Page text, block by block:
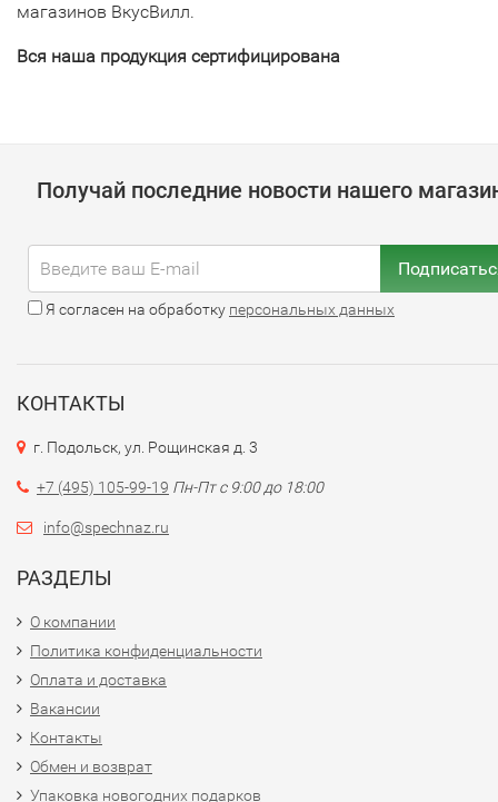
магазинов ВкусВилл.
Вся наша продукция сертифицирована
Получай последние новости нашего
Я согласен на обработку персональных данных
КОНТАКТЫ
г. Подольск, ул. Рощинская д. 3
+7 (495) 105-99-19 Пн-Пт с 9:00 до 18:00
info@spechnaz.ru
РАЗДЕЛЫ
О компании
Политика конфиденциальности
Оплата и доставка
Вакансии
Контакты
Обмен и возврат
Упаковка новогодних подарков